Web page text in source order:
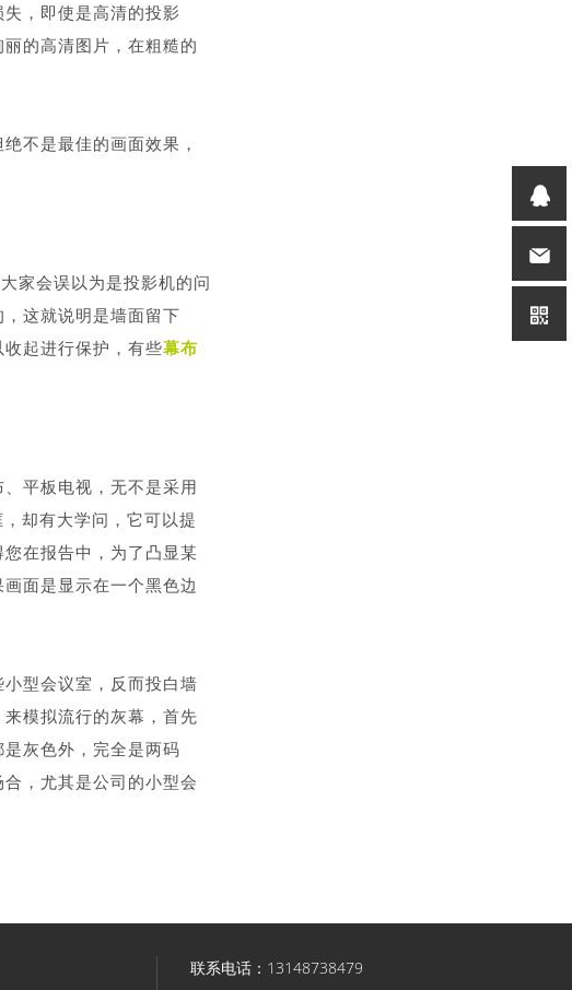
，即使是高清的投影
的高清图片，在粗糙的
不是最佳的画面效果，
家会误以为是投影机的问
这就说明是墙面留下
起进行保护，有些幕布
平板电视，无不是采用
却有大学问，它可以提
在报告中，为了凸显某
面是显示在一个黑色边
型会议室，反而投白墙
模拟流行的灰幕，首先
灰色外，完全是两码
，尤其是公司的小型会
联系电话：13148738479